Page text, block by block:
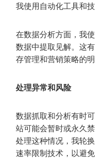
我使用自动化工具和
在数据分析方面，我
数据中提取见解。这
存管理和营销策略的明
处理异常和风险
数据抓取和分析有时
站可能会暂时或永久
处理这种情况，我轮
速率限制技术，以避免